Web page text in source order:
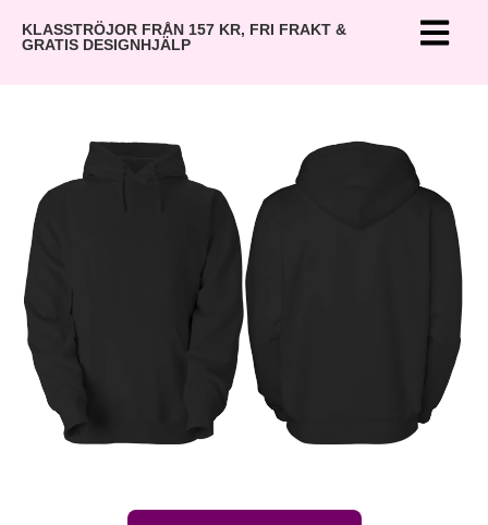
KLASSTRÖJOR FRÅN 157 KR, FRI FRAKT &
GRATIS DESIGNHJÄLP